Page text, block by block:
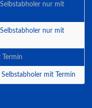
nur mit
nur mit
mit Termin